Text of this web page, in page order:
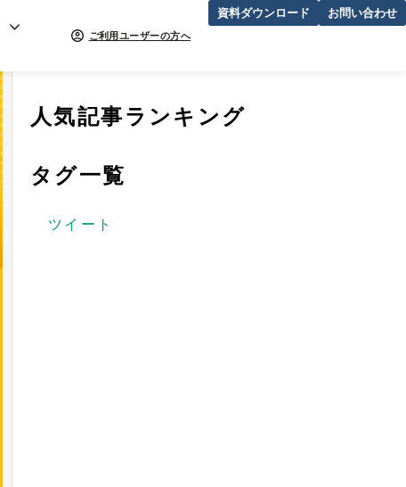
ご利用ユーザーの方へ
資料ダウンロード お問い合わせ
人気記事ランキング
タグ一覧
ツイート